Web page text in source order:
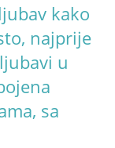
kako
najprije
u
sa